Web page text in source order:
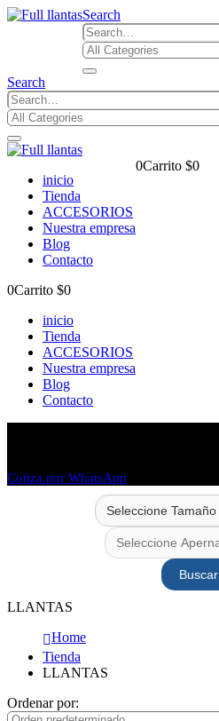
Search
Search
inicio
Tienda
ACCESORIOS
Nuestra empresa
Blog
Contacto
0Carrito $0
0Carrito $0
inicio
Tienda
ACCESORIOS
Nuestra empresa
Blog
Contacto
Cotiza por WhatsApp
Buscar
LLANTAS
Home
Tienda
LLANTAS
Ordenar por: